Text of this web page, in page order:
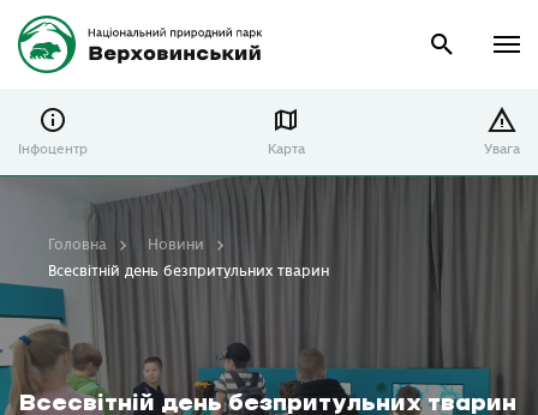
Інфоцентр Карта Увага
Всесвітній день безпритульних тварин
Головна
Новини
Всесвітній день безпритульних тварин